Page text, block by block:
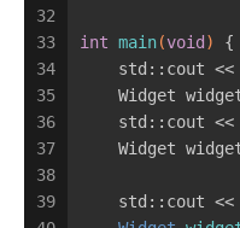
32
33
34
35
36
37
38
39
int main(void )
{
    std::cout <<
Widget
    std::cout <<
Widget
    std::cout <<